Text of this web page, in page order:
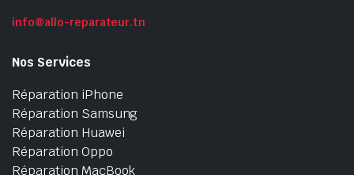
info@allo-reparateur.tn
Nos Services
Réparation iPhone
Réparation Samsung
Réparation Huawei
Réparation Oppo
Réparation MacBook